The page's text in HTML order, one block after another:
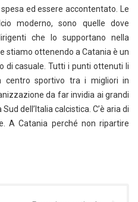
ed essere accontentato. Le
moderno, sono quelle dove
che lo supportano nella
stiamo ottenendo a Catania è un
di casuale. Tutti i punti ottenuti li
centro sportivo tra i migliori in
da far invidia ai grandi
dell’Italia calcistica. C’è aria di
A Catania perché non ripartire